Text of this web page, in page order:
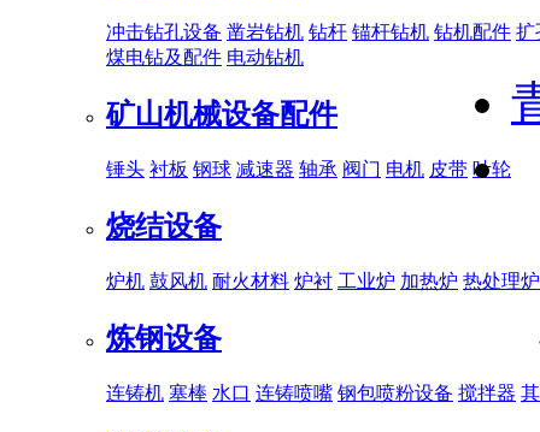
冲击钻孔设备 凿岩钻机 钻杆 锚杆钻机 钻机配件 扩
煤电钻及配件 电动钻机
矿山机械设备配件
锤头 衬板 钢球 减速器 轴承 阀门 电机 皮带 叶轮
烧结设备
炉机 鼓风机 耐火材料 炉衬 工业炉 加热炉 热处理炉
炼钢设备
连铸机 塞棒 水口 连铸喷嘴 钢包喷粉设备 搅拌器